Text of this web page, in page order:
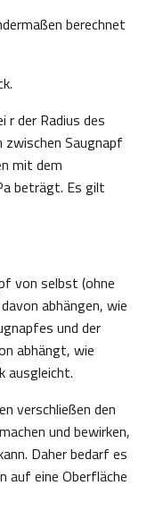
berechnet
r der Radius des
zwischen Saugnapf
mit dem
beträgt. Es gilt
von selbst (ohne
abhängen, wie
und der
abhängt, wie
ausgleicht.
verschließen den
und bewirken,
Daher bedarf es
auf eine Oberfläche